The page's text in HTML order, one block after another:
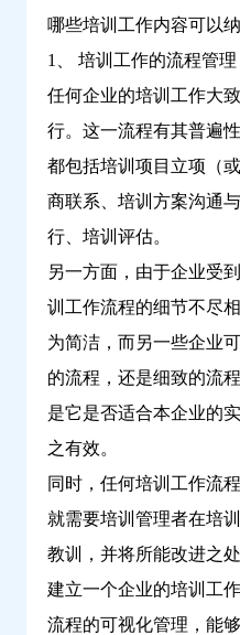
哪些培训工作内容可以
1、 培训工作的流程管理
任何企业的培训工作大
行。这一流程有其普遍
都包括培训项目立项（
商联系、培训方案沟通
行、培训评估。
另一方面，由于企业受
训工作流程的细节不尽
为简洁，而另一些企业
的流程，还是细致的流
是它是否适合本企业的
之有效。
同时，任何培训工作流
就需要培训管理者在培
教训，并将所能改进之
建立一个企业的培训工
流程的可视化管理，能